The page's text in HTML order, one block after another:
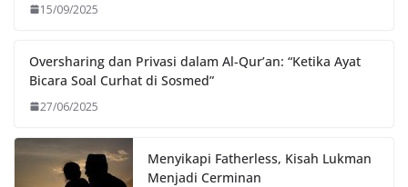
15/09/2025
Oversharing dan Privasi dalam Al-Qur’an: “Ketika Ayat
Bicara Soal Curhat di Sosmed”
27/06/2025
Menyikapi Fatherless, Kisah Lukman
Menjadi Cerminan